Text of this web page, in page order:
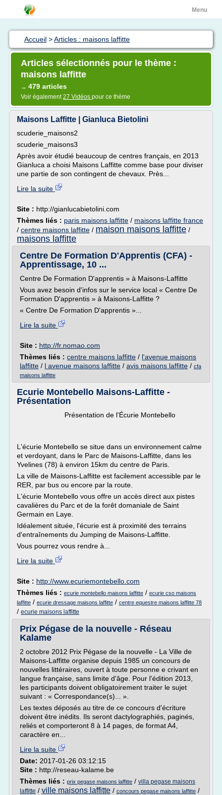
Menu
Accueil >Articles : maisons laffitte
Articles sélectionnés pour le thème :
maisons laffitte
→ 479 articles
Voir également27 Vidéos pour ce thème
Maisons Laffitte | Gianluca Bietolini
scuderie_maisons2
scuderie_maisons3
Après avoir étudié beaucoup de centres français, en 2013
Gianluca a choisi Maisons Laffitte comme base pour diviser
une partie de son contingent de chevaux. Près...
Lire la suite
Site : http://gianlucabietolini.com
Thèmes liés : paris maisons laffitte / maisons laffitte france
/ centre maisons laffitte / maison maisons laffitte /
maisons laffitte
Centre De Formation D'Apprentis (CFA) -
Apprentissage, 10 ...
Centre De Formation D'apprentis » à Maisons-Laffitte
Vous avez besoin d'infos sur le service local « Centre De
Formation D'apprentis » à Maisons-Laffitte ?
« Centre De Formation D'apprentis »...
Lire la suite
Site : http://fr.nomao.com
Thèmes liés : centre maisons laffitte / l'avenue maisons
laffitte / l avenue maisons laffitte / avis maisons laffitte / cfa
maisons laffitte
Ecurie Montebello Maisons-Laffitte -
Présentation
Présentation de l'Écurie Montebello
L'écurie Montebello se situe dans un environnement calme
et verdoyant, dans le Parc de Maisons-Laffitte, dans les
Yvelines (78) à environ 15km du centre de Paris.
La ville de Maisons-Laffitte est facilement accessible par le
RER, par bus ou encore par la route.
L'écurie Montebello vous offre un accès direct aux pistes
cavalières du Parc et de la forêt domaniale de Saint
Germain en Laye.
Idéalement située, l'écurie est à proximité des terrains
d'entraînements du Jumping de Maisons-Laffitte.
Vous pourrez vous rendre à...
Lire la suite
Site : http://www.ecuriemontebello.com
Thèmes liés : ecurie montebello maisons laffitte / ecurie cso maisons
laffitte / ecurie dressage maisons laffitte / centre equestre maisons laffitte 78
/ ecurie maisons laffitte
Prix Pégase de la nouvelle - Réseau
Kalame
2 octobre 2012 Prix Pégase de la nouvelle - La Ville de
Maisons-Laffitte organise depuis 1985 un concours de
nouvelles littéraires, ouvert à toute personne e crivant en
langue française, sans limite d'âge. Pour l'édition 2013,
les participants doivent obligatoirement traiter le sujet
suivant : « Correspondance(s)... ».
Les textes déposés au titre de ce concours d'écriture
doivent être inédits. Ils seront dactylographiés, paginés,
reliés et comporteront 8 à 14 pages, de format A4,
caractère en...
Lire la suite
Date: 2017-01-26 03:12:15
Site : http://reseau-kalame.be
Thèmes liés : prix pegase maisons laffitte / villa pegase maisons
laffitte / ville maisons laffitte / concours pegase maisons laffitte /